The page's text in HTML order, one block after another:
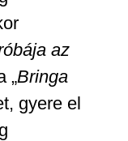
az
„Bringa
gyere el